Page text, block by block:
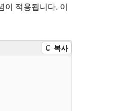
이 적용됩니다. 이
복사